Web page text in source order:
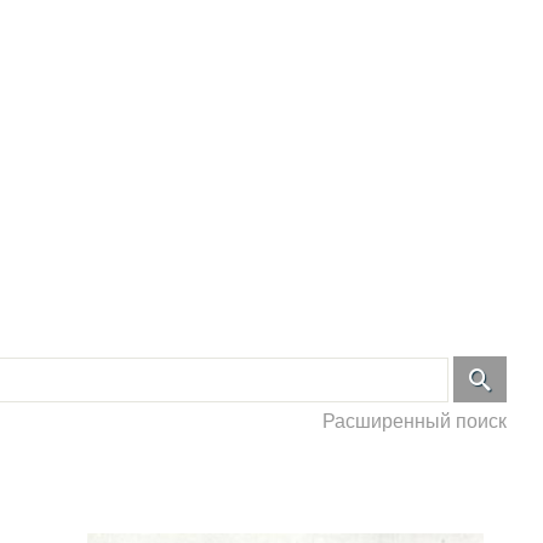
Расширенный поиск